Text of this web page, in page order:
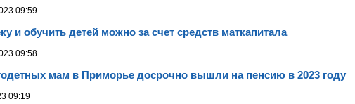
09:59
и обучить детей можно за счет средств маткапитала
09:58
мам в Приморье досрочно вышли на пенсию в 2023 году
09:19